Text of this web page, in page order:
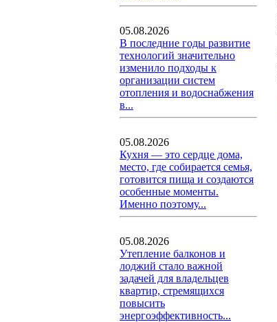
05.08.2026
В последние годы развитие
технологий значительно
изменило подходы к
организации систем
отопления и водоснабжения
в...
05.08.2026
Кухня — это сердце дома,
место, где собирается семья,
готовится пища и создаются
особенные моменты.
Именно поэтому...
05.08.2026
Утепление балконов и
лоджий стало важной
задачей для владельцев
квартир, стремящихся
повысить
энергоэффективность...